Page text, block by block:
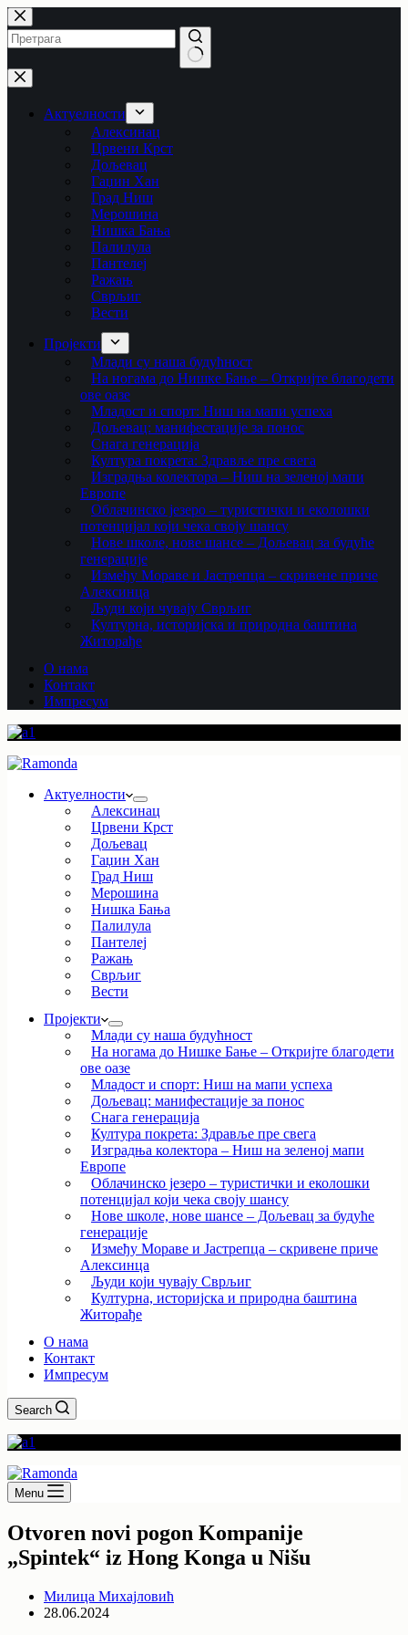
Skip
to
content
No
results
Актуелности
Алексинац
Црвени Крст
Дољевац
Гаџин Хан
Град Ниш
Мерошина
Нишка Бања
Палилула
Пантелеј
Ражањ
Сврљиг
Вести
Пројекти
Млади су наша будућност
На ногама до Нишке Бање – Откријте благодети
ове оазе
Младост и спорт: Ниш на мапи успеха
Дољевац: манифестације за понос
Снага генерација
Култура покрета: Здравље пре свега
Изградња колектора – Ниш на зеленој мапи
Европе
Облачинско језеро – туристички и еколошки
потенцијал који чека своју шансу
Нове школе, нове шансе – Дољевац за будуће
генерације
Између Мораве и Јастрепца – скривене приче
Алексинца
Људи који чувају Сврљиг
Културна, историјска и природна баштина
Житорађе
О нама
Контакт
Импресум
Актуелности
Алексинац
Црвени Крст
Дољевац
Гаџин Хан
Град Ниш
Мерошина
Нишка Бања
Палилула
Пантелеј
Ражањ
Сврљиг
Вести
Пројекти
Млади су наша будућност
На ногама до Нишке Бање – Откријте благодети
ове оазе
Младост и спорт: Ниш на мапи успеха
Дољевац: манифестације за понос
Снага генерација
Култура покрета: Здравље пре свега
Изградња колектора – Ниш на зеленој мапи
Европе
Облачинско језеро – туристички и еколошки
потенцијал који чека своју шансу
Нове школе, нове шансе – Дољевац за будуће
генерације
Између Мораве и Јастрепца – скривене приче
Алексинца
Људи који чувају Сврљиг
Културна, историјска и природна баштина
Житорађе
О нама
Контакт
Импресум
Search
Menu
Otvoren novi pogon Kompanije
„Spintek“ iz Hong Konga u Nišu
Милица Михајловић
28.06.2024